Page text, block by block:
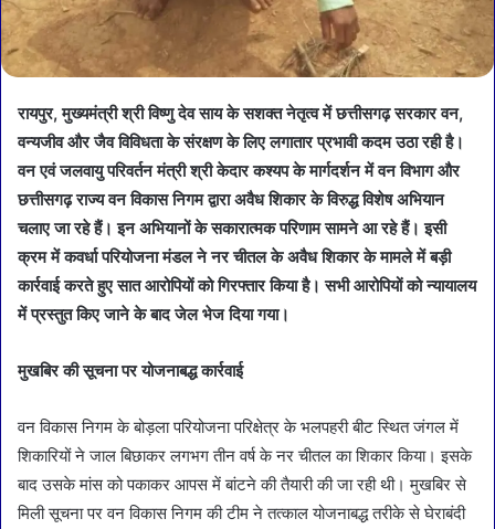
रायपुर, मुख्यमंत्री श्री विष्णु देव साय के सशक्त नेतृत्व में छत्तीसगढ़ सरकार वन,
वन्यजीव और जैव विविधता के संरक्षण के लिए लगातार प्रभावी कदम उठा रही है।
वन एवं जलवायु परिवर्तन मंत्री श्री केदार कश्यप के मार्गदर्शन में वन विभाग और
छत्तीसगढ़ राज्य वन विकास निगम द्वारा अवैध शिकार के विरुद्ध विशेष अभियान
चलाए जा रहे हैं। इन अभियानों के सकारात्मक परिणाम सामने आ रहे हैं। इसी
क्रम में कवर्धा परियोजना मंडल ने नर चीतल के अवैध शिकार के मामले में बड़ी
कार्रवाई करते हुए सात आरोपियों को गिरफ्तार किया है। सभी आरोपियों को न्यायालय
में प्रस्तुत किए जाने के बाद जेल भेज दिया गया।
मुखबिर की सूचना पर योजनाबद्ध कार्रवाई
वन विकास निगम के बोड़ला परियोजना परिक्षेत्र के भलपहरी बीट स्थित जंगल में
शिकारियों ने जाल बिछाकर लगभग तीन वर्ष के नर चीतल का शिकार किया। इसके
बाद उसके मांस को पकाकर आपस में बांटने की तैयारी की जा रही थी। मुखबिर से
मिली सूचना पर वन विकास निगम की टीम ने तत्काल योजनाबद्ध तरीके से घेराबंदी